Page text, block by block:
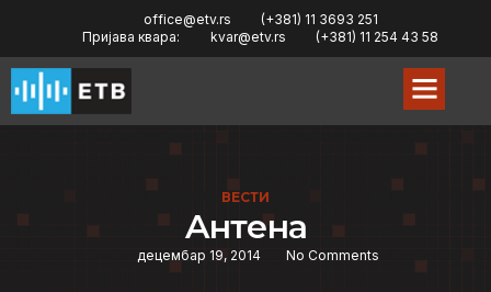
office@etv.rs
(+381) 11 3693 251
Пријава квара:
kvar@etv.rs (+381) 11 254 43 58
ВЕСТИ
Aнтeна
децембар 19, 2014 No Comments